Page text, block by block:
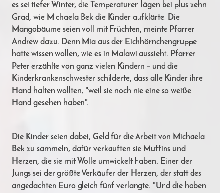
es sei tiefer Winter, die Temperaturen lägen bei plus zehn
Grad, wie Michaela Bek die Kinder aufklärte. Die
Mangobäume seien voll mit Früchten, meinte Pfarrer
Andrew dazu. Denn Mia aus der Eichhörnchengruppe
hatte wissen wollen, wie es in Malawi aussieht. Pfarrer
Peter erzählte von ganz vielen Kindern – und die
Kinderkrankenschwester schilderte, dass alle Kinder ihre
Hand halten wollten, "weil sie noch nie eine so weiße
Hand gesehen haben".
Die Kinder seien dabei, Geld für die Arbeit von Michaela
Bek zu sammeln, dafür verkauften sie Muffins und
Herzen, die sie mit Wolle umwickelt haben. Einer der
Jungs sei der größte Verkäufer der Herzen, der statt des
angedachten Euro gleich fünf verlangte. "Und die haben